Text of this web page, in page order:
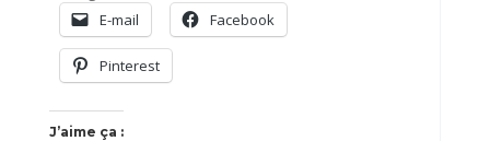
E-mail Facebook
Pinterest
J’aime ça :